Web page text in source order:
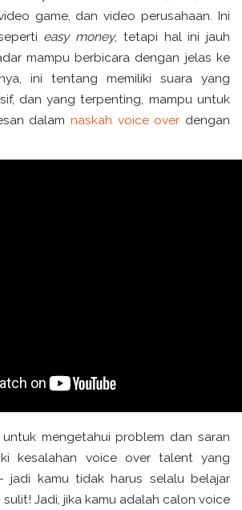
game, dan video perusahaan. Ini
easy money, tetapi hal ini jauh
mampu berbicara dengan jelas ke
ini tentang memiliki suara yang
dan yang terpenting, mampu untuk
dalam naskah voice over dengan
mengetahui problem dan saran
kesalahan voice over talent yang
jadi kamu tidak harus selalu belajar
Jadi, jika kamu adalah calon voice